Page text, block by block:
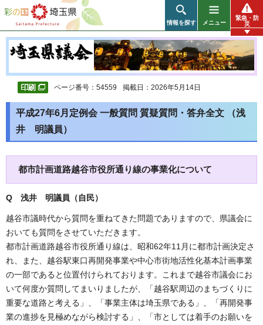
彩の国 埼玉県
情報を探す メニュー
緊急・防
災
ページ番号：54559 掲載日：2026年5月14日
平成27年6月定例会 一般質問 質疑質問・答弁全文 （浅
井 明議員）
都市計画道路越谷市役所通り線の事業化について
Q 浅井 明議員（自民）
越谷市議時代から質問を重ねてきた問題でありますので、県議会に
おいても質問をさせていただきます。
都市計画道路越谷市役所通り線は、昭和62年11月に都市計画決定さ
れ、また、越谷駅東口再開発事業や中心市街地活性化基本計画事業
の一部であると位置付けられております。これまで越谷市議会にお
いて何度か質問してまいりましたが、「越谷駅周辺のまちづくりに
重要な道路と考える」、「事業主体は埼玉県である」、「再開発事
業の進捗を見極めながら検討する」、「市としては着手のお願いを